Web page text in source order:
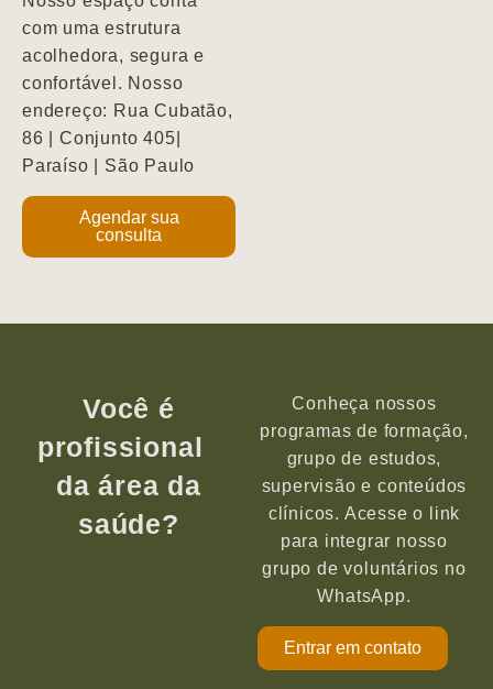
com uma estrutura
acolhedora, segura e
confortável. Nosso
endereço: Rua Cubatão,
86 | Conjunto 405|
Paraíso | São Paulo
Agendar sua
consulta
Você é
profissional
da área da
saúde?
Conheça nossos
programas de formação,
grupo de estudos,
supervisão e conteúdos
clínicos. Acesse o link
para integrar nosso
grupo de voluntários no
WhatsApp.
Entrar em contato